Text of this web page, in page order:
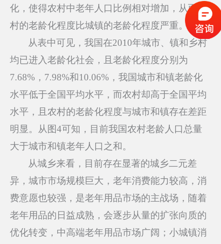
化，使得农村中老年人口比例相对增加，从而农
村的老龄化程度比城镇的老龄化程度严重。
从表中可见，我国在2010年城市、镇和乡村
均已进入老龄化社会，且老龄化程度分别为
7.68%，7.98%和10.06%，我国城市和镇老龄化
水平低于全国平均水平，而农村却高于全国平均
水平，且农村的老龄化程度与城市和镇存在差距
明显。从图4可知，目前我国农村老龄人口总量
大于城市和镇老年人口之和。
从城乡来看，目前存在显著的城乡二元差
异，城市市场规模巨大，老年消费能力较高，消
费意愿也较强，是老年用品市场的主战场，随着
老年用品的日益成熟，会逐步从量的扩张向质的
优化转变，中高端老年用品市场广阔；小城镇消